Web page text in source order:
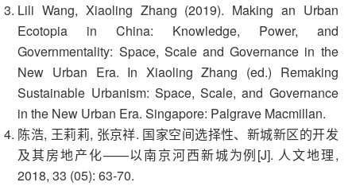
Lili Wang, Xiaoling Zhang (2019). Making an Urban
Ecotopia in China: Knowledge, Power, and
Governmentality: Space, Scale and Governance in the
New Urban Era. In Xiaoling Zhang (ed.) Remaking
Sustainable Urbanism: Space, Scale, and Governance
in the New Urban Era. Singapore: Palgrave Macmillan.
陈浩, 王莉莉, 张京祥. 国家空间选择性、新城新区的开发
及其房地产化——以南京河西新城为例[J]. 人文地理,
2018, 33 (05): 63-70.